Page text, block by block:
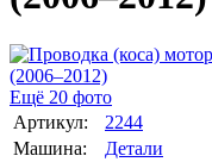
Ещё 20 фото
Артикул:
2244
Машина:
Детали